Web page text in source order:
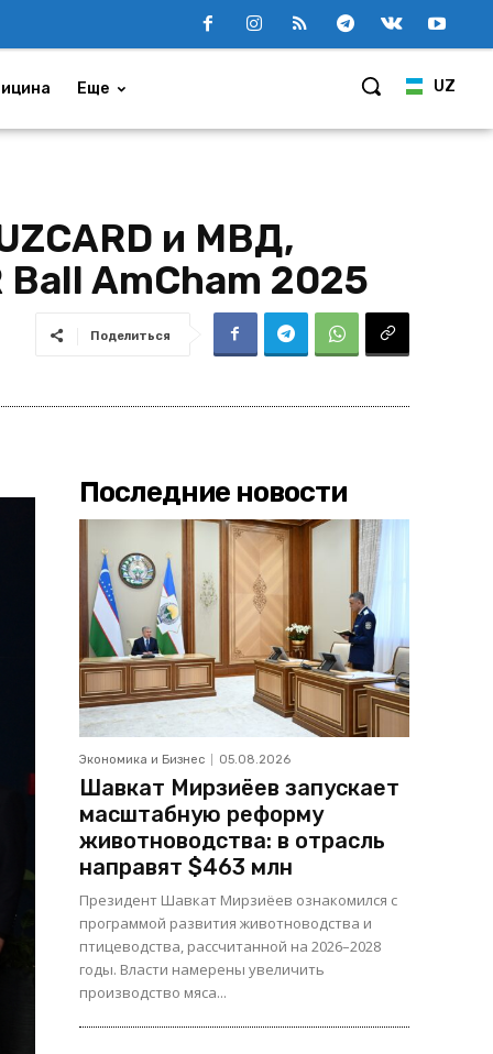
UZ
Еще
и МВД,
AmCham 2025
Поделиться
Последние новости
Экономика и Бизнес 05.08.2026
Шавкат Мирзиёев запускает
масштабную реформу
животноводства: в отрасль
направят $463 млн
Президент Шавкат Мирзиёев ознакомился с
программой развития животноводства и
птицеводства, рассчитанной на 2026–2028
годы. Власти намерены увеличить
производство мяса...